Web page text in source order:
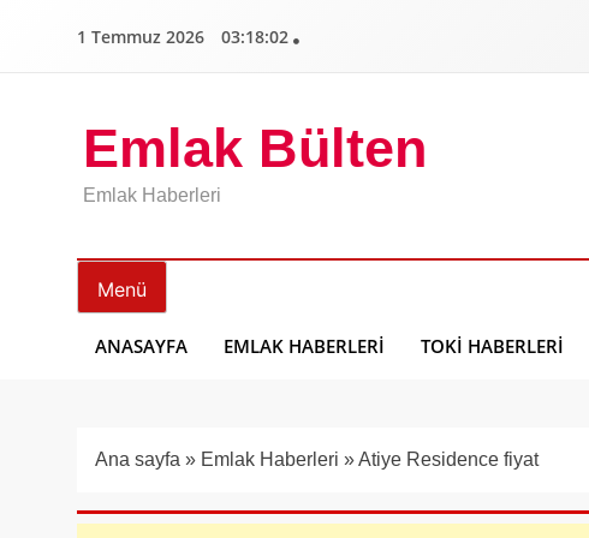
1 Temmuz 2026 03:18:03
Emlak Bülten
Emlak Haberleri
Menü
ANASAYFA EMLAK HABERLERI TOKI HABERLERI
Ana sayfa » Emlak Haberleri »Atiye Residence fiyat